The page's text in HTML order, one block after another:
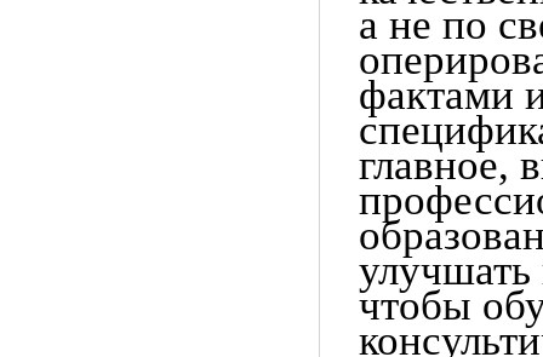
а не по
фактами
главное,
чтобы